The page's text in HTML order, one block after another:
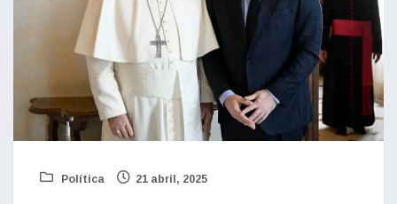
Política 21 abril, 2025